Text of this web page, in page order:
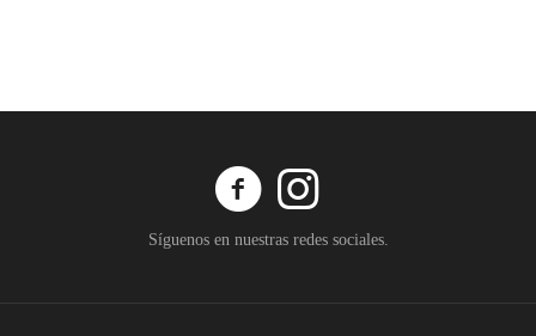
Síguenos en nuestras redes sociales.